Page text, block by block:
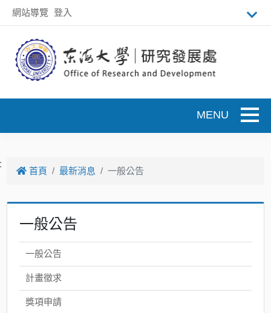
跳到主要內容
網站導覽 登入
首頁 最新消息 一般公告
一般公告
一般公告
計畫徵求
獎項申請